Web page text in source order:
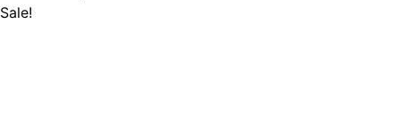
Sale!